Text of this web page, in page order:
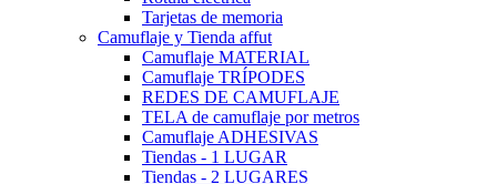
Tarjetas de memoria
Camuflaje y Tienda affut
Camuflaje MATERIAL
Camuflaje TRÍPODES
REDES DE CAMUFLAJE
TELA de camuflaje por metros
Camuflaje ADHESIVAS
Tiendas - 1 LUGAR
Tiendas - 2 LUGARES